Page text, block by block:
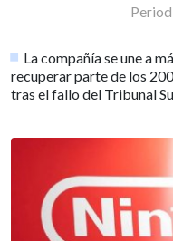
La compañía se une a
recuperar parte de los
tras el fallo del Tribunal